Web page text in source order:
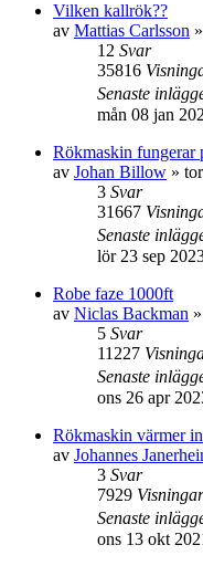
Vilken kallrök??
av Mattias Carlsson »
12 Svar
35816
Senaste
mån 08 jan
Rökmaskin fungerar
av Johan Billow »
3 Svar
31667
Senaste
lör 23 sep
Robe faze 1000ft
av Niclas Backman »
5 Svar
11227
Senaste
ons 26 apr
Rökmaskin värmer
av Johannes
3 Svar
7929 Visningar
Senaste
ons 13 okt